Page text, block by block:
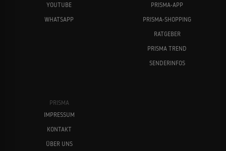
YOUTUBE
WHATSAPP
PRISMA-APP
PRISMA-SHOPPING
RATGEBER
PRISMA TREND
SENDERINFOS
PRISMA
IMPRESSUM
KONTAKT
ÜBER UNS